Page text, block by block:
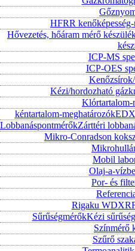
HFRR
Hővezetés, hőáram mérő
ICP-MS
ICP-OES
Kézi/hordozható
Klórtartalom-
kéntartalom-meghatározók
LobbanáspontmérőkZárttéri
Mikro-Conradson
Mobil
Olaj-a-
Por- és
Rigaku
SűrűségmérőkKézi
Színmérő
Szűrő